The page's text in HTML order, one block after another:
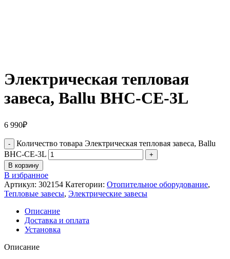
Электрическая тепловая
завеса, Ballu BHC-CE-3L
6 990₽
Количество товара Электрическая тепловая завеса, Ballu
BHC-CE-3L
В корзину
В избранное
Артикул: 302154 Категории: Отопительное оборудование,
Тепловые завесы, Электрические завесы
Описание
Доставка и оплата
Установка
Описание